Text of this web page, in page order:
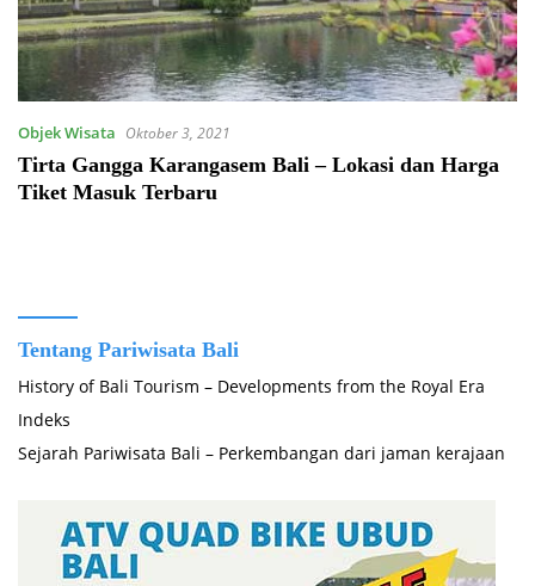
Objek Wisata Oktober 3, 2021
Tirta Gangga Karangasem Bali – Lokasi dan Harga
Tiket Masuk Terbaru
Tentang Pariwisata Bali
History of Bali Tourism – Developments from the Royal Era
Indeks
Sejarah Pariwisata Bali – Perkembangan dari jaman kerajaan